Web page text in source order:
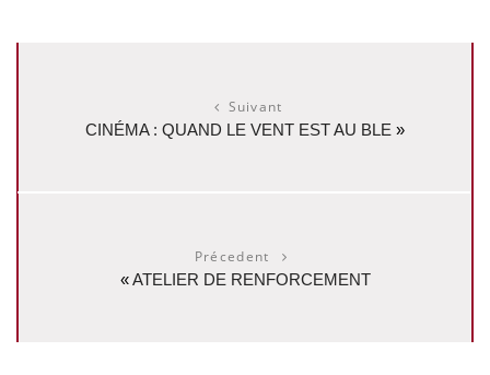
Suivant
CINÉMA : QUAND LE VENT EST AU BLE »
Précedent
«ATELIER DE RENFORCEMENT